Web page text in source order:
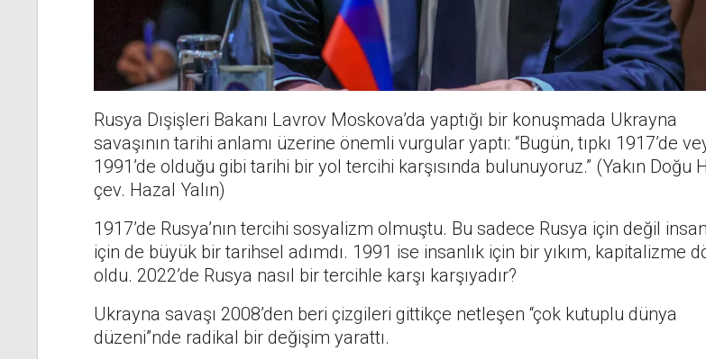
Rusya Dışişleri Bakanı Lavrov Moskova’da yaptığı bir konuşmada Ukrayna
savaşının tarihi anlamı üzerine önemli vurgular yaptı: “Bugün, tıpkı 1917’de
1991’de olduğu gibi tarihi bir yol tercihi karşısında bulunuyoruz.” (Yakın Doğu
çev. Hazal Yalın)
1917’de Rusya’nın tercihi sosyalizm olmuştu. Bu sadece Rusya için değil
için de büyük bir tarihsel adımdı. 1991 ise insanlık için bir yıkım, kapitalizme
oldu. 2022’de Rusya nasıl bir tercihle karşı karşıyadır?
Ukrayna savaşı 2008’den beri çizgileri gittikçe netleşen “çok kutuplu dünya
düzeni”nde radikal bir değişim yarattı.